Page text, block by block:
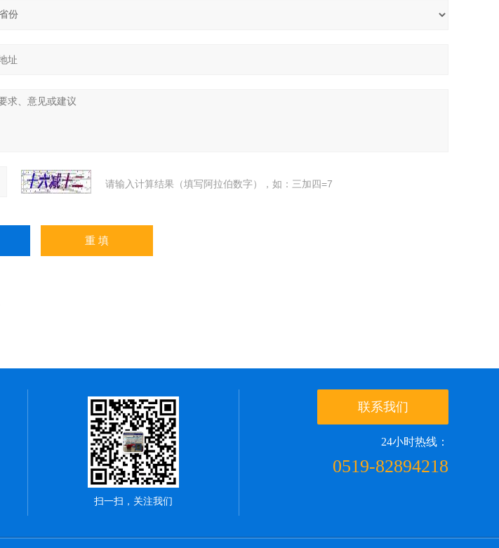
请输入计算结果（填写阿拉伯数字），如：三加四=7
扫一扫，关注我们
联系我们
24小时热线：
0519-82894218